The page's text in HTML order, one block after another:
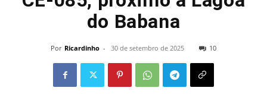
do Babana
Por Ricardinho - 30 de setembro de 2025 10